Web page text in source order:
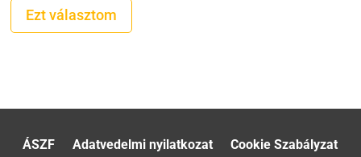
16.900 Ft
Ezt választom
ÁSZF Adatvedelmi nyilatkozat Cookie Szabályzat